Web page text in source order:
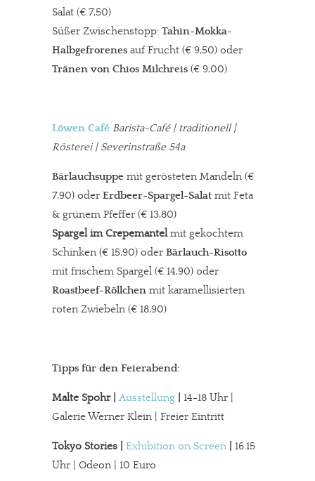
Salat (€ 7,50)
Süßer Zwischenstopp: Tahin-Mokka-
Halbgefrorenes auf Frucht (€ 9,50) oder
Tränen von Chios Milchreis (€ 9,00)
Löwen Café Barista-Café| traditionell |
Rösterei | Severinstraße 54a
Bärlauchsuppe mit gerösteten Mandeln (€
7,90) oder Erdbeer-Spargel-Salat mit Feta
& grünem Pfeffer (€ 13,80)
Spargel im Crepemantelmit gekochtem
Schinken (€ 15,90) oder Bärlauch-Risotto
mit frischem Spargel (€ 14,90) oder
Roastbeef-Röllchen mit karamellisierten
roten Zwiebeln (€ 18,90)
Tipps für den Feierabend:
Malte Spohr |Ausstellung
14-18 Uhr |
Galerie Werner Klein | Freier Eintritt
Tokyo Stories | Exhibition on Screen
16.15
Uhr | Odeon | 10 Euro